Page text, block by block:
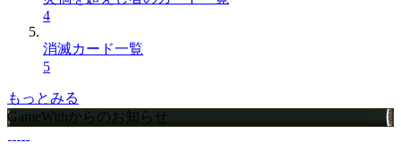
4
消滅カード一覧
5
もっとみる
GameWithからのお知らせ